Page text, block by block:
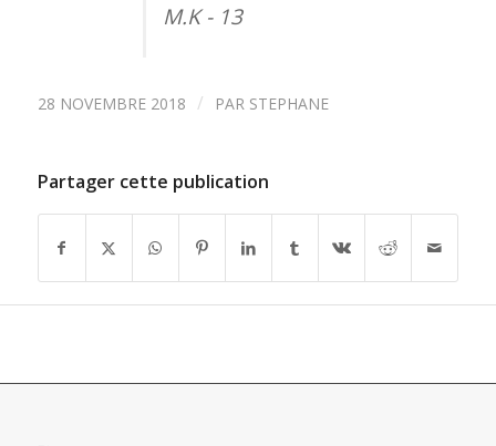
M.K - 13
28 NOVEMBRE 2018 / PAR STEPHANE
Partager cette publication